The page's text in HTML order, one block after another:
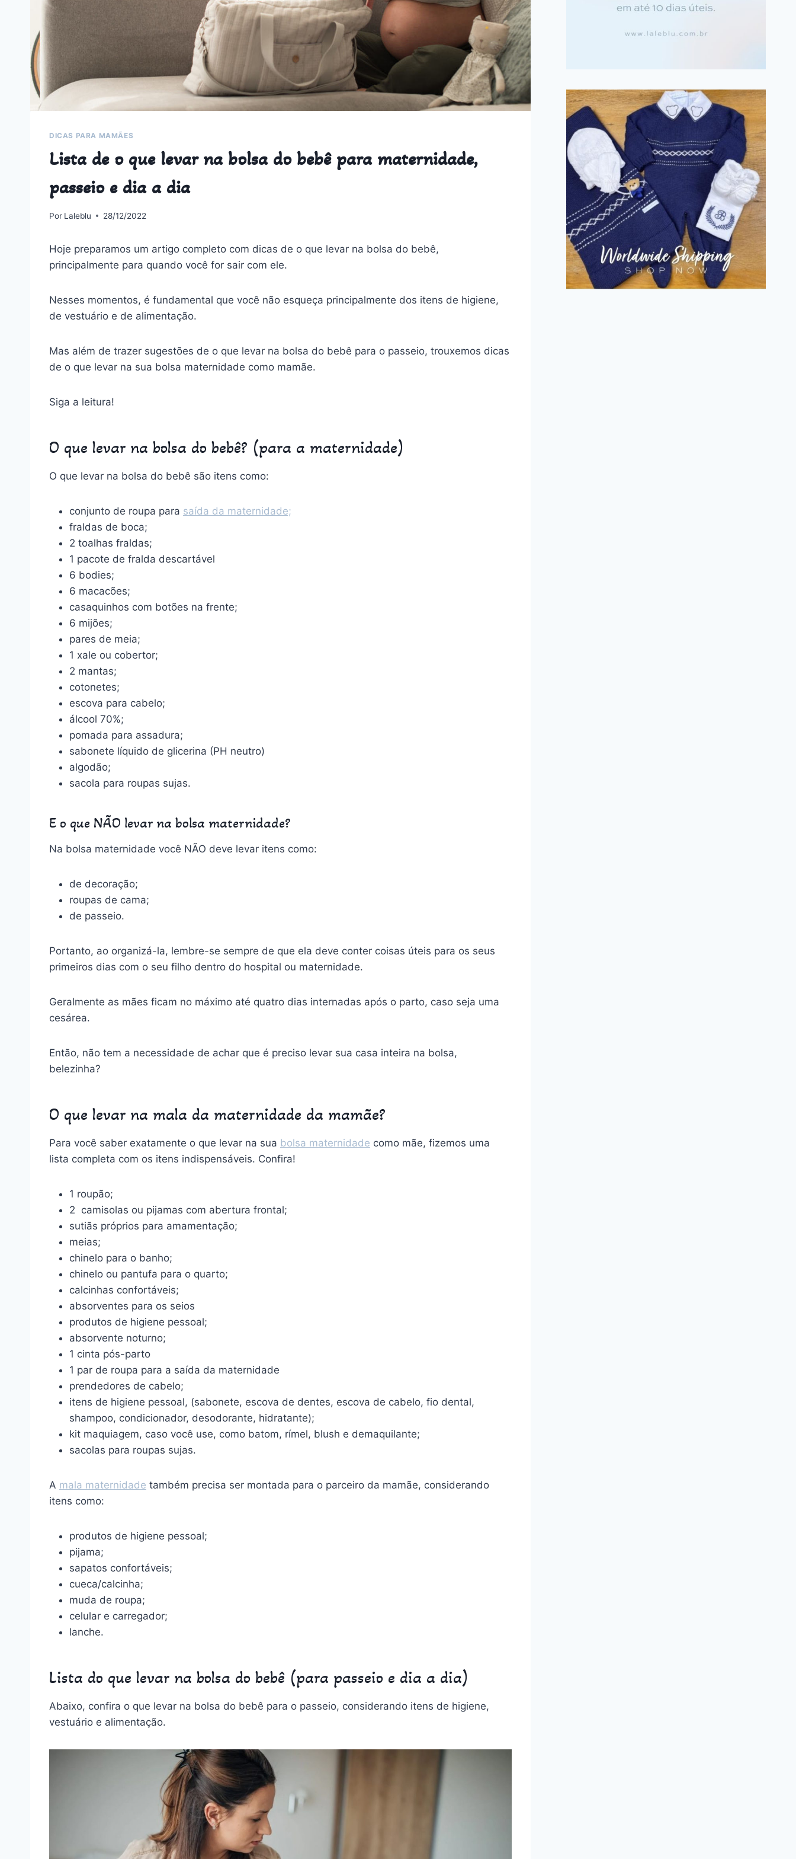
DICAS PARA MAMÃES
Lista de o que levar na bolsa do bebê para maternidade,
passeio e dia a dia
Por Laleblu 28/12/2022
Hoje preparamos um artigo completo com dicas de o que levar na bolsa do bebê,
principalmente para quando você for sair com ele.
Nesses momentos, é fundamental que você não esqueça principalmente dos itens de higiene,
de vestuário e de alimentação.
Mas além de trazer sugestões de o que levar na bolsa do bebê para o passeio, trouxemos dicas
de o que levar na sua bolsa maternidade como mamãe.
Siga a leitura!
O que levar na bolsa do bebê? (para a maternidade)
O que levar na bolsa do bebê são itens como:
conjunto de roupa para saída da maternidade;
fraldas de boca;
2 toalhas fraldas;
1 pacote de fralda descartável
6 bodies;
6 macacões;
casaquinhos com botões na frente;
6 mijões;
pares de meia;
1 xale ou cobertor;
2 mantas;
cotonetes;
escova para cabelo;
álcool 70%;
pomada para assadura;
sabonete líquido de glicerina (PH neutro)
algodão;
sacola para roupas sujas.
E o que NÃO levar na bolsa maternidade?
Na bolsa maternidade você NÃO deve levar itens como:
de decoração;
roupas de cama;
de passeio.
Portanto, ao organizá-la, lembre-se sempre de que ela deve conter coisas úteis para os seus
primeiros dias com o seu filho dentro do hospital ou maternidade.
Geralmente as mães ficam no máximo até quatro dias internadas após o parto, caso seja uma
cesárea.
Então, não tem a necessidade de achar que é preciso levar sua casa inteira na bolsa,
belezinha?
O que levar na mala da maternidade da mamãe?
Para você saber exatamente o que levar na sua bolsa maternidade como mãe, fizemos uma
lista completa com os itens indispensáveis. Confira!
1 roupão;
2 camisolas ou pijamas com abertura frontal;
sutiãs próprios para amamentação;
meias;
chinelo para o banho;
chinelo ou pantufa para o quarto;
calcinhas confortáveis;
absorventes para os seios
produtos de higiene pessoal;
absorvente noturno;
1 cinta pós-parto
1 par de roupa para a saída da maternidade
prendedores de cabelo;
itens de higiene pessoal, (sabonete, escova de dentes, escova de cabelo, fio dental,
shampoo, condicionador, desodorante, hidratante);
kit maquiagem, caso você use, como batom, rímel, blush e demaquilante;
sacolas para roupas sujas.
A mala maternidade também precisa ser montada para o parceiro da mamãe, considerando
itens como:
produtos de higiene pessoal;
pijama;
sapatos confortáveis;
cueca/calcinha;
muda de roupa;
celular e carregador;
lanche.
Lista do que levar na bolsa do bebê (para passeio e dia a dia)
Abaixo, confira o que levar na bolsa do bebê para o passeio, considerando itens de higiene,
vestuário e alimentação.